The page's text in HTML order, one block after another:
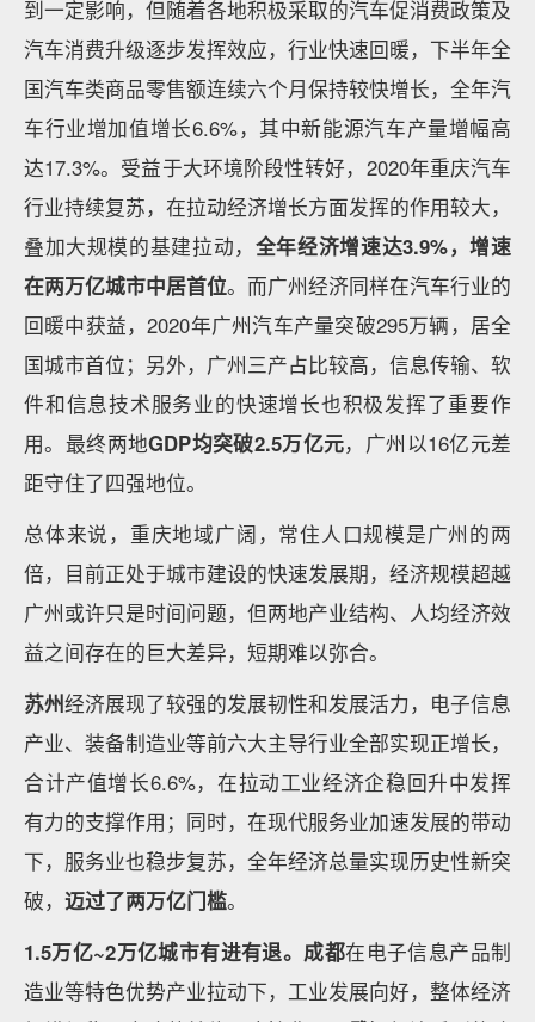
到一定影响，但随着各地积极采取的汽车促消费政策及
汽车消费升级逐步发挥效应，行业快速回暖，下半年全
国汽车类商品零售额连续六个月保持较快增长，全年汽
车行业增加值增长6.6%，其中新能源汽车产量增幅高
达17.3%。受益于大环境阶段性转好，2020年重庆汽车
行业持续复苏，在拉动经济增长方面发挥的作用较大，
叠加大规模的基建拉动， 全年经济增速达3.9%，增速
在两万亿城市中居首位。而广州经济同样在汽车行业的
回暖中获益，2020年广州汽车产量突破295万辆，居全
国城市首位；另外，广州三产占比较高，信息传输、软
件和信息技术服务业的快速增长也积极发挥了重要作
用。最终两地GDP均突破2.5万亿元，广州以16亿元差
距守住了四强地位。
总体来说，重庆地域广阔，常住人口规模是广州的两
倍，目前正处于城市建设的快速发展期，经济规模超越
广州或许只是时间问题，但两地产业结构、人均经济效
益之间存在的巨大差异，短期难以弥合。
苏州经济展现了较强的发展韧性和发展活力，电子信息
产业、装备制造业等前六大主导行业全部实现正增长，
合计产值增长6.6%，在拉动工业经济企稳回升中发挥
有力的支撑作用；同时，在现代服务业加速发展的带动
下，服务业也稳步复苏，全年经济总量实现历史性新突
破， 迈过了两万亿门槛。
1.5万亿~2万亿城市有进有退。成都在电子信息产品制
造业等特色优势产业拉动下，工业发展向好，整体经济